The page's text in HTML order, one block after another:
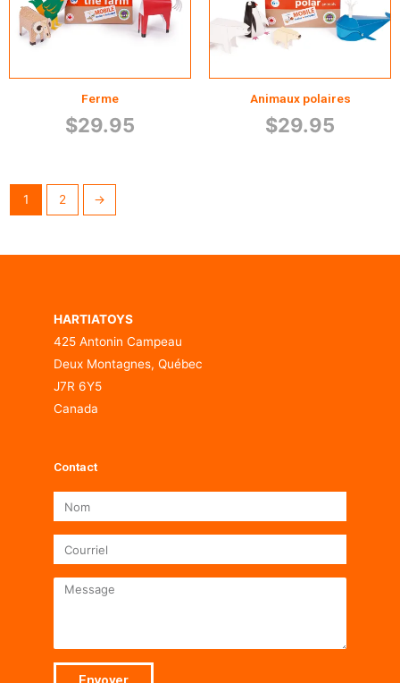
Ferme
$29.95
Animaux polaires
$29.95
1 2 →
HARTIATOYS
425 Antonin Campeau
Deux Montagnes, Québec
J7R 6Y5
Canada
Contact
Nom
Courriel
Message